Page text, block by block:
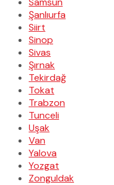
Şanlıurfa
Siirt
Sinop
Sivas
Şırnak
Tekirdağ
Tokat
Trabzon
Tunceli
Uşak
Van
Yalova
Yozgat
Zonguldak